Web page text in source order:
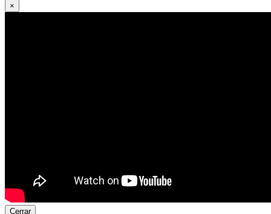
×
Cerrar